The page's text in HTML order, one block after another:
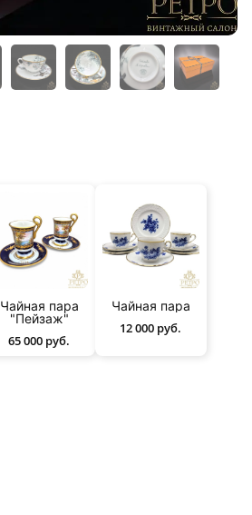
Чайная пара
"Пейзаж"
65 000 руб.
Чайная пара
12 000 руб.